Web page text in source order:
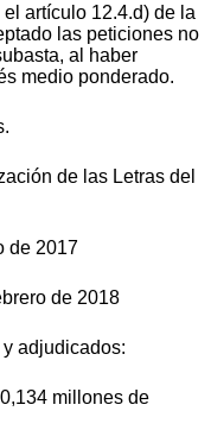
artículo 12.4.d) de la
las peticiones no
al haber
medio ponderado.
de las Letras del
de 2017
de 2018
adjudicados:
millones de